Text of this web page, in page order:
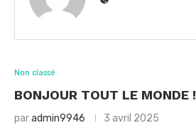
Non classé
BONJOUR TOUT LE MONDE !
paradmin9946 3 avril 2025